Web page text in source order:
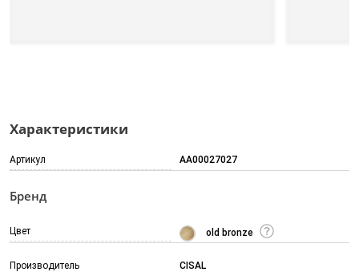
Характеристики
Артикул AA00027027
Бренд
Цвет old bronze
Производитель CISAL